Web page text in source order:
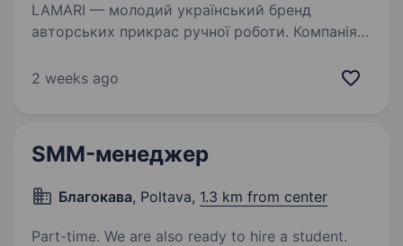
LAMARI — молодий український бренд
авторських прикрас ручної роботи. Компанія,
виробами, створеними відповідно
2 weeks ago
SMM-менеджер
Благокава, Poltava, 1.3 km from center
Part-time. We are also ready to hire a student.